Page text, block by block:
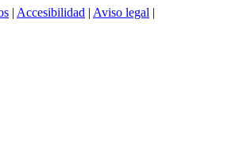
| Accesibilidad | Aviso legal |